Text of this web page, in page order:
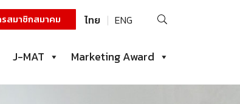
สมาชิกสมาคม ไทย ENG
ค้นหา
J-MAT Marketing Award